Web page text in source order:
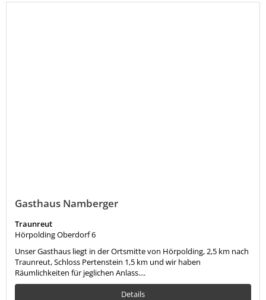
Gasthaus Namberger
Traunreut
Hörpolding Oberdorf 6
Unser Gasthaus liegt in der Ortsmitte von Hörpolding, 2,5 km nach
Traunreut, Schloss Pertenstein 1,5 km und wir haben
Räumlichkeiten für jeglichen Anlass....
Details